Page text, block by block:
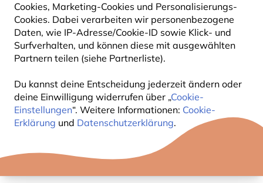
Cookies, Marketing-Cookies und Personalisierungs-
Cookies. Dabei verarbeiten wir personenbezogene
Daten, wie IP-Adresse/Cookie-ID sowie Klick- und
Surfverhalten, und können diese mit ausgewählten
Partnern teilen (siehe Partnerliste).
Du kannst deine Entscheidung jederzeit ändern oder
deine Einwilligung widerrufen über „Cookie-
Einstellungen“. Weitere Informationen: Cookie-
Erklärung und Datenschutzerklärung.